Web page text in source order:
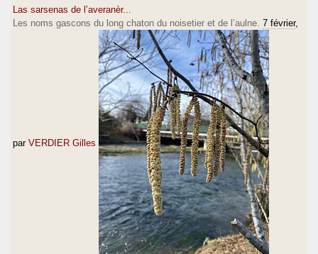
Las sarsenas de l’averanèr...
Les noms gascons du long chaton du noisetier et de l’aulne. 7 février,
par VERDIER Gilles